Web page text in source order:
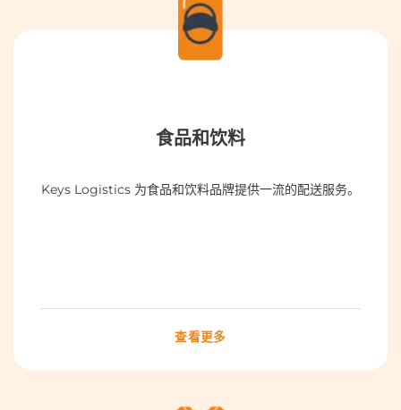
食品和饮料
Keys Logistics 为食品和饮料品牌提供一流的配送服务。
查看更多